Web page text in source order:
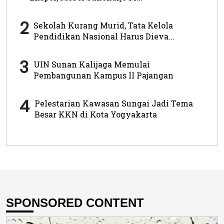
2 Sekolah Kurang Murid, Tata Kelola
Pendidikan Nasional Harus Dieva...
3 UIN Sunan Kalijaga Memulai
Pembangunan Kampus II Pajangan
4 Pelestarian Kawasan Sungai Jadi Tema
Besar KKN di Kota Yogyakarta
SPONSORED CONTENT